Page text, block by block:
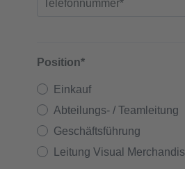
Position*
Einkauf
Abteilungs- / Teamleitung
Geschäftsführung
Leitung Visual